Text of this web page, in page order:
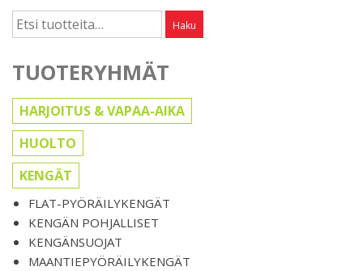
Etsi: Haku
TUOTERYHMÄT
HARJOITUS & VAPAA-AIKA
HUOLTO
KENGÄT
FLAT-PYÖRÄILYKENGÄT
KENGÄN POHJALLISET
KENGÄNSUOJAT
MAANTIEPYÖRÄILYKENGÄT